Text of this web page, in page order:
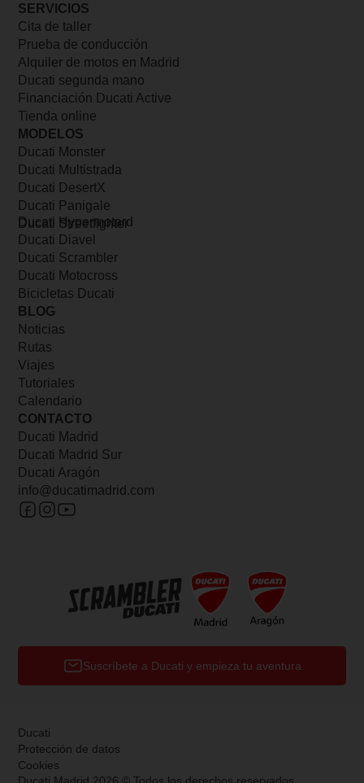
SERVICIOS
Cita de taller
Prueba de conducción
Alquiler de motos en Madrid
Ducati segunda mano
Financiación Ducati Active
Tienda online
MODELOS
Ducati Monster
Ducati Multistrada
Ducati DesertX
Ducati Panigale
Ducati Streetfighter
Ducati Hypermotard
Ducati Diavel
Ducati Scrambler
Ducati Motocross
Bicicletas Ducati
BLOG
Noticias
Rutas
Viajes
Tutoriales
Calendario
CONTACTO
Ducati Madrid
Ducati Madrid Sur
Ducati Aragón
info@ducatimadrid.com
Suscríbete a Ducati y empieza tu aventura
Ducati
Protección de datos
Cookies